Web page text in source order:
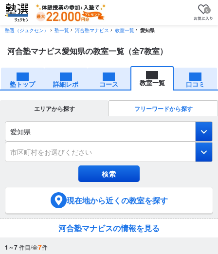
0
塾選（ジュクセン） 塾一覧 河合塾マナビス 教室一覧 愛知県
河合塾マナビス愛知県の教室一覧（全7教室）
塾トップ 詳細レポ コース 教室一覧 口コミ
エリアから探す フリーワードから探す
愛知県
市区町村をお選びください
現在地から近くの教室を探す
河合塾マナビスの情報を見る
1～7件目/全7件